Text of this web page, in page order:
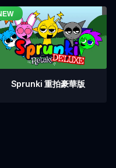
Sprunki 重拍豪華版